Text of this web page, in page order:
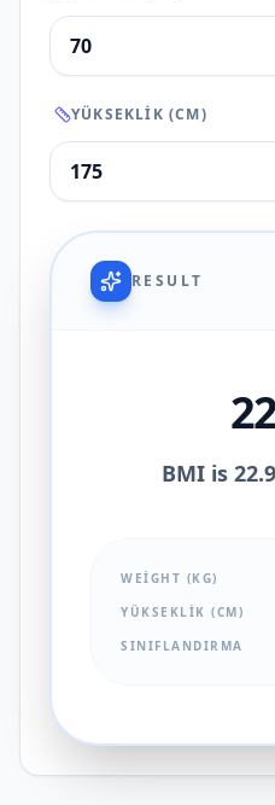
YÜKSEKLIK (CM)
RESULT
BMI is
WEIGHT (KG)
YÜKSEKLIK (CM)
SINIFLANDIRMA